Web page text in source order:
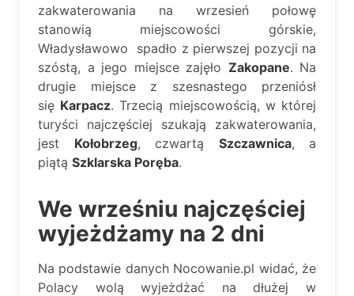
zakwaterowania na wrzesień połowę
stanowią miejscowości górskie,
Władysławowo spadło z pierwszej pozycji na
szóstą, a jego miejsce zajęło Zakopane. Na
drugie miejsce z szesnastego przeniósł
się Karpacz. Trzecią miejscowością, w której
turyści najczęściej szukają zakwaterowania,
jest Kołobrzeg, czwartą Szczawnica, a
piątą Szklarska Poręba.
We wrześniu najczęściej
wyjeżdżamy na 2 dni
Na podstawie danych Nocowanie.pl widać, że
Polacy wolą wyjeżdżać na dłużej w